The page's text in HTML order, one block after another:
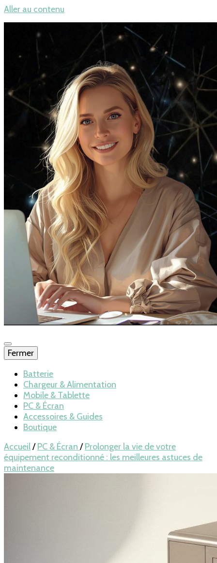
Aller au contenu
Blog – Batteries
et chargeurs
pour LAPTOP,
Fermer
Batterie
Chargeur & Alimentation
Mobile & Tablette
PC & Écran
Accessoires & Guides
Boutique
Accueil/ PC & Écran / Prolonger la vie de votre
équipement reconditionné : les meilleures astuces de
maintenance